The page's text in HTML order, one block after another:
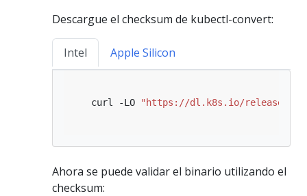
Descargue el checksum de kubectl-convert:
Intel Apple Silicon
   curl -LO
"https://dl.k8s.io/release/
Ahora se puede validar el binario utilizando el
checksum: